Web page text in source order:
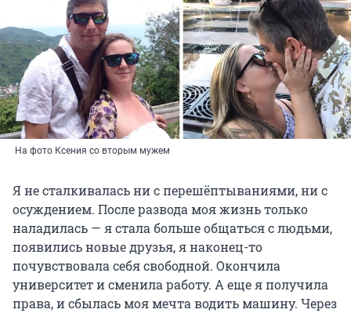
На фото Ксения со вторым мужем
Я не сталкивалась ни с перешёптываниями, ни с
осуждением. После развода моя жизнь только
наладилась — я стала больше общаться с людьми,
появились новые друзья, я наконец-то
почувствовала себя свободной. Окончила
университет и сменила работу. А еще я получила
права, и сбылась моя мечта водить машину. Через